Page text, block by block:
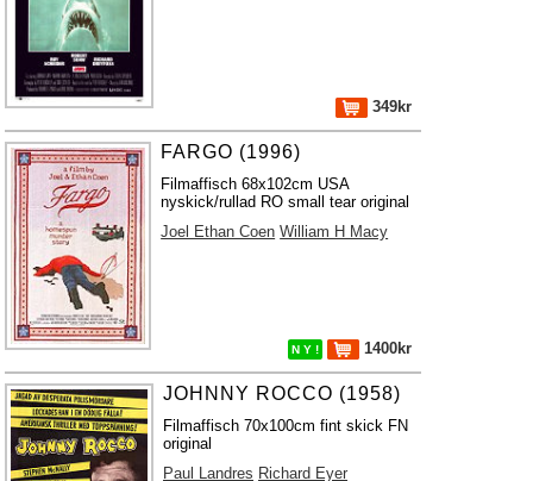
349kr
FARGO (1996)
Filmaffisch 68x102cm USA
nyskick/rullad RO small tear original
Joel Ethan Coen William H Macy
N Y ! 1400kr
JOHNNY ROCCO (1958)
Filmaffisch 70x100cm fint skick FN
original
Paul Landres Richard Eyer